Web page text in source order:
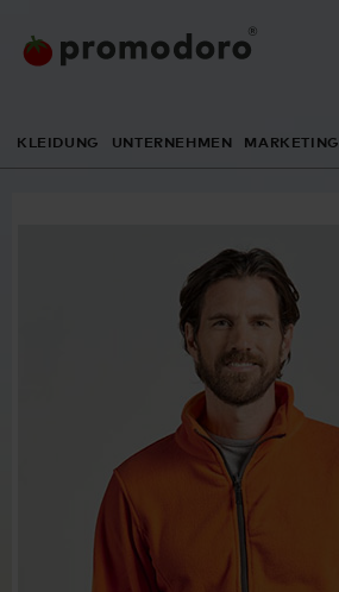
KLEIDUNG UNTERNEHMEN MARKETING